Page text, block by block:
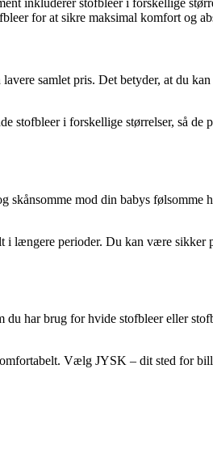
for at sikre maksimal komfort og
samlet pris. Det betyder, at du kan
i forskellige størrelser, så de
mod din babys følsomme
længere perioder. Du kan være sikker
har brug for hvide stofbleer eller
Vælg JYSK – dit sted for